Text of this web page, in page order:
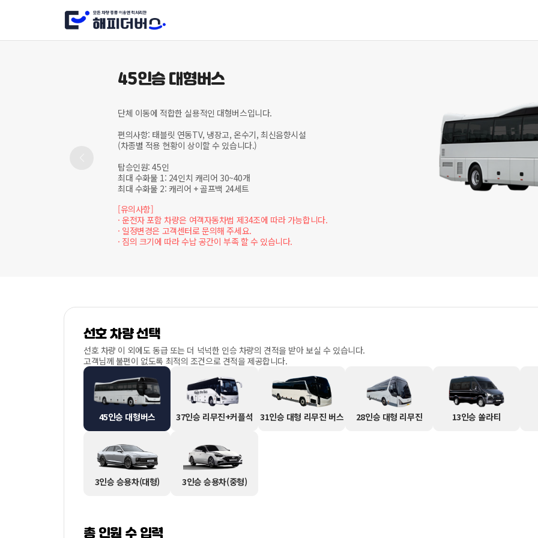
45인승 대형버스
단체 이동에 적합한 실용적인 대형버스입니다.
편의사항: 태블릿 연동TV, 냉장고, 온수기, 최신음향시설
(차종별 적용 현황이 상이할 수 있습니다.)
탑승인원: 45인
최대 수화물 1: 24인치 캐리어 30~40개
최대 수화물 2: 캐리어 + 골프백 24세트
[유의사항]
· 운전자 포함 차량은 여객자동차법 제34조에 따라 가능합니다.
· 일정변경은 고객센터로 문의해 주세요.
· 짐의 크기에 따라 수납 공간이 부족 할 수 있습니다.
선호 차량 선택
선호 차량 이 외에도 동급 또는 더 넉넉한 인승 차량의 견적을 받아 보실 수 있습니다.
고객님께 불편이 없도록 최적의 조건으로 견적을 제공합니다.
45인승 대형버스 37인승 리무진+커플석 31인승 대형 리무진 버스 28인승 대형 리무진 13인승 쏠라티
3인승 승용차(대형) 3인승 승용차(중형)
총 인원 수 입력